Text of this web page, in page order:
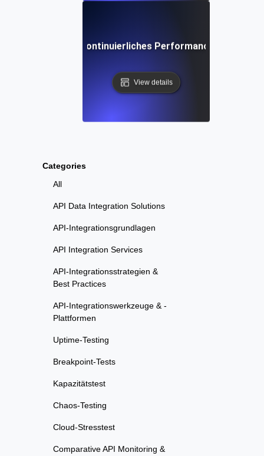
Categories
All
API Data Integration Solutions
API-Integrationsgrundlagen
API Integration Services
API-Integrationsstrategien &
Best Practices
API-Integrationswerkzeuge & -
Plattformen
Uptime-Testing
Breakpoint-Tests
Kapazitätstest
Chaos-Testing
Cloud-Stresstest
Comparative API Monitoring &
Uptime Robot: Kontinuierliches Performance- &
View details